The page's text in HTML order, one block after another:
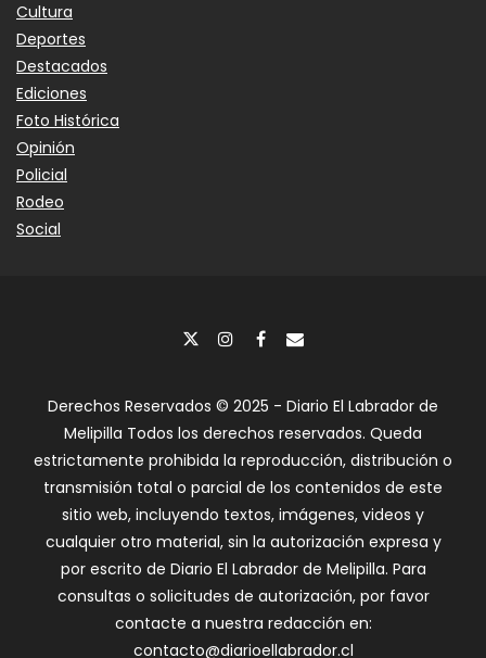
Cultura
Deportes
Destacados
Ediciones
Foto Histórica
Opinión
Policial
Rodeo
Social
Derechos Reservados © 2025 - Diario El Labrador de
Melipilla Todos los derechos reservados. Queda
estrictamente prohibida la reproducción, distribución o
transmisión total o parcial de los contenidos de este
sitio web, incluyendo textos, imágenes, videos y
cualquier otro material, sin la autorización expresa y
por escrito de Diario El Labrador de Melipilla. Para
consultas o solicitudes de autorización, por favor
contacte a nuestra redacción en:
contacto@diarioellabrador.cl